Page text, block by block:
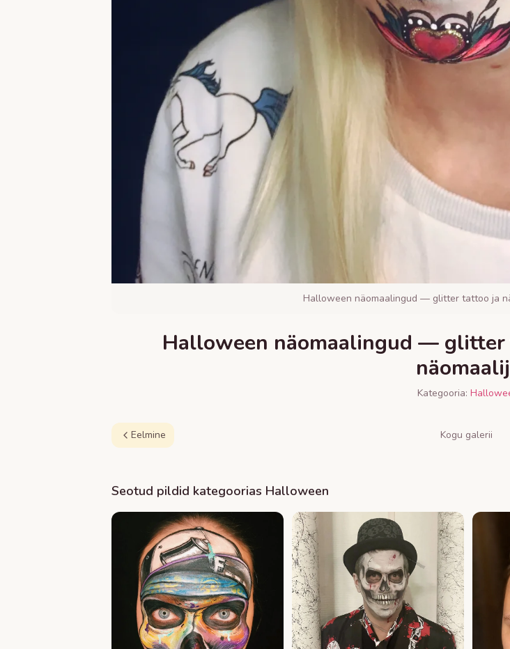
Halloween näomaalingud — glitter tattoo ja
Halloween näomaalingud — glitter
Kategooria:
Eelmine Kogu galerii
Seotud pildid kategoorias Halloween